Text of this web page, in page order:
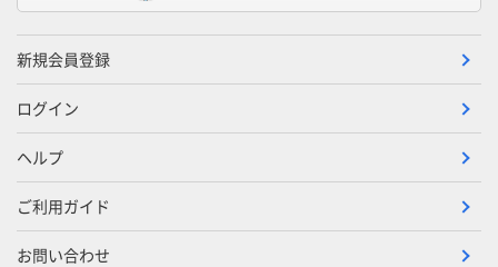
新規会員登録
ログイン
ヘルプ
ご利用ガイド
お問い合わせ